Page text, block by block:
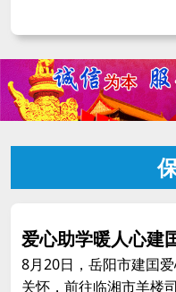
爱心助学暖人心建
8月20日，岳阳市建囯
关怀，前往临湘市羊楼